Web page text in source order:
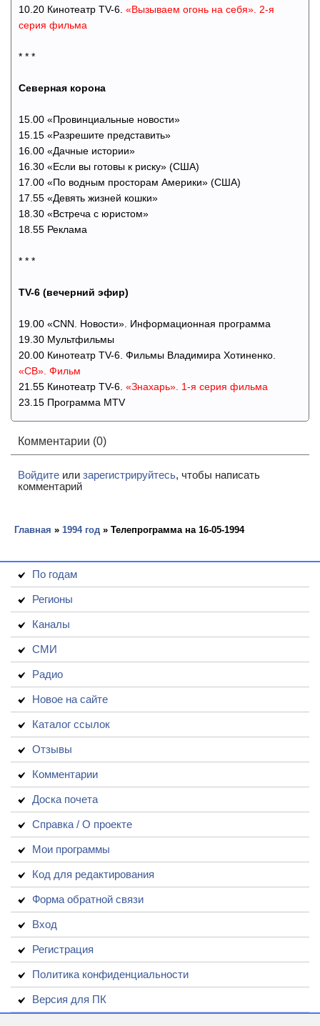
10.20 Кинотеатр TV-6. «Вызываем огонь на себя». 2-я
серия фильма
* * *
Северная корона
15.00 «Провинциальные новости»
15.15 «Разрешите представить»
16.00 «Дачные истории»
16.30 «Если вы готовы к риску» (США)
17.00 «По водным просторам Америки» (США)
17.55 «Девять жизней кошки»
18.30 «Встреча с юристом»
18.55 Реклама
* * *
TV-6 (вечерний эфир)
19.00 «CNN. Новости». Информационная программа
19.30 Мультфильмы
20.00 Кинотеатр TV-6. Фильмы Владимира Хотиненко.
«СВ». Фильм
21.55 Кинотеатр TV-6. «Знахарь». 1-я серия фильма
23.15 Программа MTV
Комментарии (0)
Войдите или зарегистрируйтесь, чтобы написать
комментарий
Главная » 1994 год » Телепрограмма на 16-05-1994
По годам
Регионы
Каналы
СМИ
Радио
Новое на сайте
Каталог ссылок
Отзывы
Комментарии
Доска почета
Справка / О проекте
Мои программы
Код для редактирования
Форма обратной связи
Вход
Регистрация
Политика конфиденциальности
Версия для ПК